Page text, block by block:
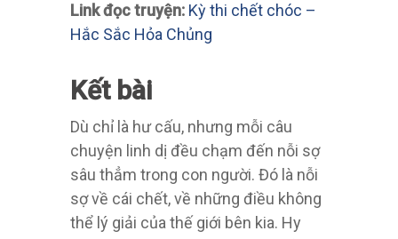
Kết bài
chuyện linh dị đều chạm đến nỗi sợ
sợ về cái chết, về những điều không
thể lý giải của thế giới bên kia. Hy
vọng list truyện này sẽ mang đến
cho bạn những giây phút hồi hộp, “sợ
hãi” đúng nghĩa trong mùa